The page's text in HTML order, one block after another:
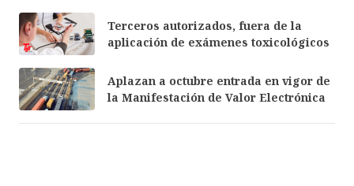
Terceros autorizados, fuera de la
aplicación de exámenes toxicológicos
Aplazan a octubre entrada en vigor de
la Manifestación de Valor Electrónica